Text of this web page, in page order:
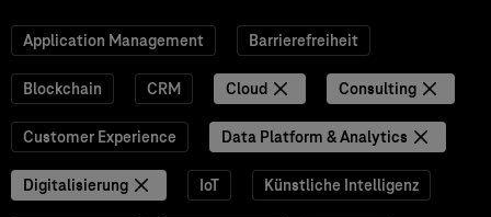
Application Management Barrierefreiheit
Blockchain CRM Cloud Consulting
Customer Experience Data Platform & Analytics
Digitalisierung IoT Künstliche Intelligenz